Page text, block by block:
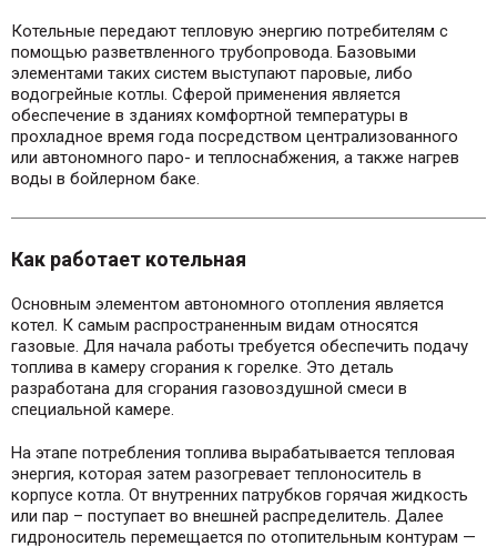
Котельные передают тепловую энергию потребителям с
помощью разветвленного трубопровода. Базовыми
элементами таких систем выступают паровые, либо
водогрейные котлы. Сферой применения является
обеспечение в зданиях комфортной температуры в
прохладное время года посредством централизованного
или автономного паро- и теплоснабжения, а также нагрев
воды в бойлерном баке.
Как работает котельная
Основным элементом автономного отопления является
котел. К самым распространенным видам относятся
газовые. Для начала работы требуется обеспечить подачу
топлива в камеру сгорания к горелке. Это деталь
разработана для сгорания газовоздушной смеси в
специальной камере.
На этапе потребления топлива вырабатывается тепловая
энергия, которая затем разогревает теплоноситель в
корпусе котла. От внутренних патрубков горячая жидкость
или пар – поступает во внешней распределитель. Далее
гидроноситель перемещается по отопительным контурам —